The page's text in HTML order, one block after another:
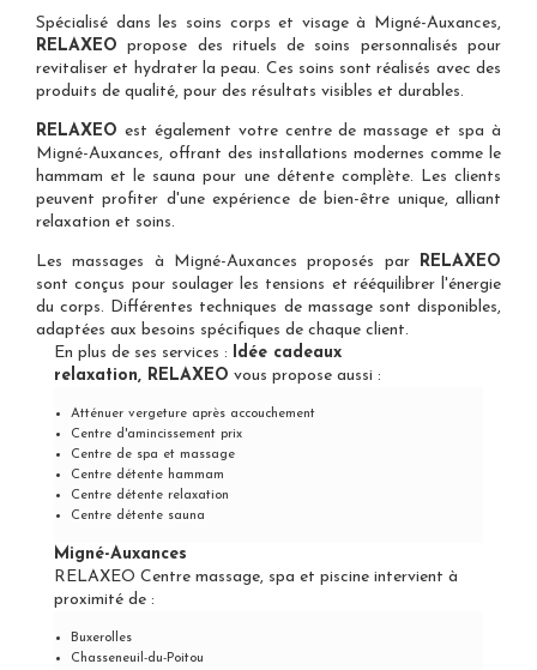
Spécialisé dans les soins corps et visage à Migné-Auxances,
RELAXEO propose des rituels de soins personnalisés pour
revitaliser et hydrater la peau. Ces soins sont réalisés avec des
produits de qualité, pour des résultats visibles et durables.
RELAXEO est également votre centre de massage et spa à
Migné-Auxances, offrant des installations modernes comme le
hammam et le sauna pour une détente complète. Les clients
peuvent profiter d'une expérience de bien-être unique, alliant
relaxation et soins.
Lesmassages à Migné-Auxances proposés par
RELAXEO
sont conçus pour soulager les tensions et rééquilibrer l'énergie
du corps. Différentes techniques de massage sont disponibles,
adaptées aux besoins spécifiques de chaque client.
En plus de ses services :
Idée cadeaux
relaxation, RELAXEO vous propose aussi :
Atténuer vergeture après accouchement
Centre d'amincissement prix
Centre de spa et massage
Centre détente hammam
Centre détente relaxation
Centre détente sauna
Migné-Auxances
RELAXEO Centre massage, spa et piscine intervient à
proximité de :
Buxerolles
Chasseneuil-du-Poitou